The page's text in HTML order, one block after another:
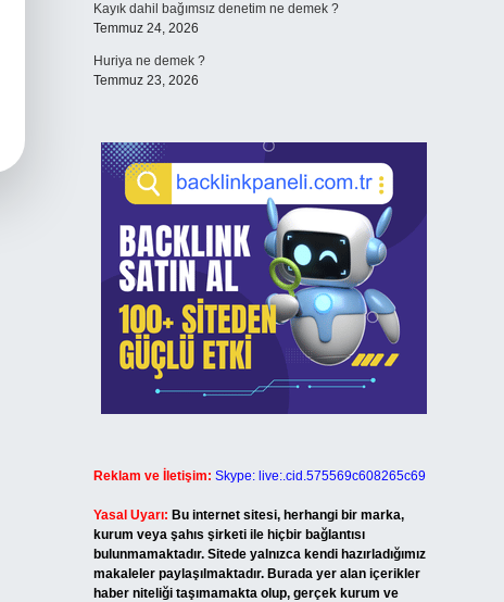
Kayık dahil bağımsız denetim ne demek ?
Temmuz 24, 2026
Huriya ne demek ?
Temmuz 23, 2026
Reklam ve İletişim: Skype: live:.cid.575569c608265c69
Yasal Uyarı: Bu internet sitesi, herhangi bir marka,
kurum veya şahıs şirketi ile hiçbir bağlantısı
bulunmamaktadır. Sitede yalnızca kendi hazırladığımız
makaleler paylaşılmaktadır. Burada yer alan içerikler
haber niteliği taşımamakta olup, gerçek kurum ve